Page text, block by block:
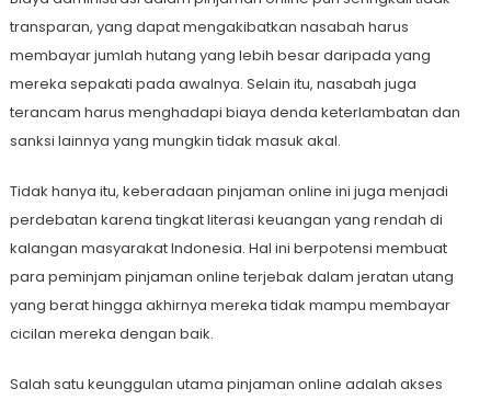
transparan, yang dapat mengakibatkan nasabah harus
membayar jumlah hutang yang lebih besar daripada yang
mereka sepakati pada awalnya. Selain itu, nasabah juga
terancam harus menghadapi biaya denda keterlambatan dan
sanksi lainnya yang mungkin tidak masuk akal.
Tidak hanya itu, keberadaan pinjaman online ini juga menjadi
perdebatan karena tingkat literasi keuangan yang rendah di
kalangan masyarakat Indonesia. Hal ini berpotensi membuat
para peminjam pinjaman online terjebak dalam jeratan utang
yang berat hingga akhirnya mereka tidak mampu membayar
cicilan mereka dengan baik.
Salah satu keunggulan utama pinjaman online adalah akses